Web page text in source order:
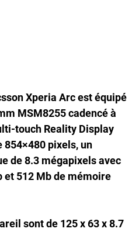
Xperia Arc est équipé
MSM8255cadencé à
touch Reality Display
854×480 pixels, un
de8.3 mégapixelsavec
et 512 Mbde mémoire
sont de 125 x 63 x 8.7